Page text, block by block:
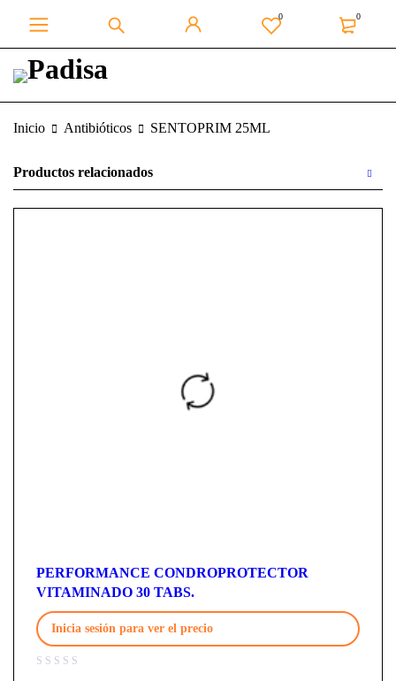
0 0
Inicio Antibióticos SENTOPRIM 25ML
Productos relacionados
PERFORMANCE CONDROPROTECTOR
VITAMINADO 30 TABS.
Inicia sesión para ver el precio